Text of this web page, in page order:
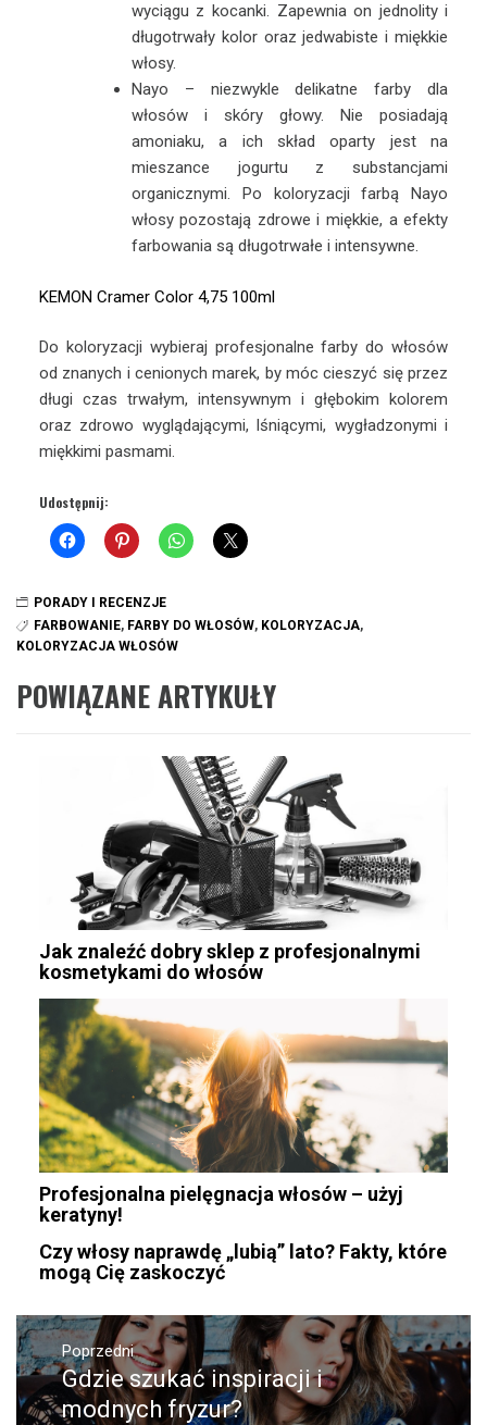
wyciągu z kocanki. Zapewnia on jednolity i
długotrwały kolor oraz jedwabiste i miękkie
włosy.
Nayo – niezwykle delikatne farby dla
włosów i skóry głowy. Nie posiadają
amoniaku, a ich skład oparty jest na
mieszance jogurtu z substancjami
organicznymi. Po koloryzacji farbą Nayo
włosy pozostają zdrowe i miękkie, a efekty
farbowania są długotrwałe i intensywne.
KEMON Cramer Color 4,75 100ml
Do koloryzacji wybieraj profesjonalne farby do włosów
od znanych i cenionych marek, by móc cieszyć się przez
długi czas trwałym, intensywnym i głębokim kolorem
oraz zdrowo wyglądającymi, lśniącymi, wygładzonymi i
miękkimi pasmami.
Udostępnij:
PORADY I RECENZJE
FARBOWANIE, FARBY DO WŁOSÓW, KOLORYZACJA,
KOLORYZACJA WŁOSÓW
POWIĄZANE ARTYKUŁY
Jak znaleźć dobry sklep z profesjonalnymi
kosmetykami do włosów
Profesjonalna pielęgnacja włosów – użyj
keratyny!
Czy włosy naprawdę „lubią” lato? Fakty, które
mogą Cię zaskoczyć
Nawigacja
wpisuPoprzedni
Poprzedni
wpis:
Gdzie szukać inspiracji i
modnych fryzur?